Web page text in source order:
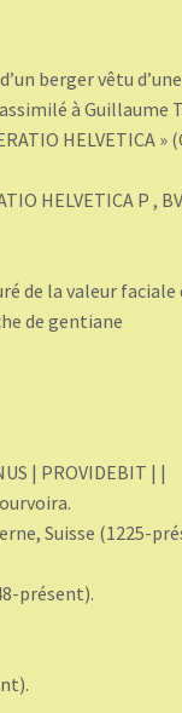
berger vêtu
à Guillaume
HELVETICA
HELVETICA P ,
de la valeur faciale
de gentiane
| PROVIDEBIT | |
Suisse (1225-
présent).